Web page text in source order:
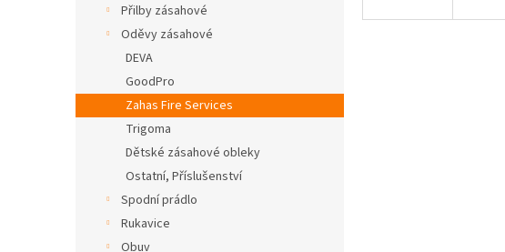
Přilby zásahové
Oděvy zásahové
DEVA
GoodPro
Zahas Fire Services
Trigoma
Dětské zásahové obleky
Ostatní, Příslušenství
Spodní prádlo
Rukavice
Obuv